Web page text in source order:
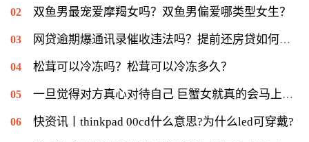
双鱼男最宠爱摩羯女吗？双鱼男偏爱哪类型女生？
网贷逾期爆通讯录催收违法吗？提前还房贷如何计算？
松茸可以冷冻吗？松茸可以冷冻多久？
一旦觉得对方真心对待自己 巨蟹女就真的会马上想要跟对方携手一辈子？
快资讯丨thinkpad 00cd什么意思?为什么led可穿戴?